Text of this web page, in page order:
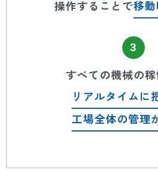
操作することで移
3
すべての機械の
リアルタイムに
工場全体の管理